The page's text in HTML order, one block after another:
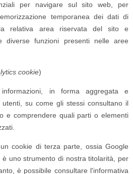
per navigare sul sito web, per
temporanea dei dati di
relativa area riservata del sito e
diverse funzioni presenti nelle aree
cookie)
in forma aggregata e
su come gli stessi consultano il
e comprendere quali parti o elementi
cookie di terza parte, ossia Google
è uno strumento di nostra titolarità, per
è possibile consultare l'informativa